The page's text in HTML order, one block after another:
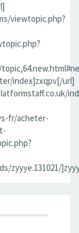
viewtopic.php?
index]zxqpv[/url]
fr/acheter-
zyyye.131021/